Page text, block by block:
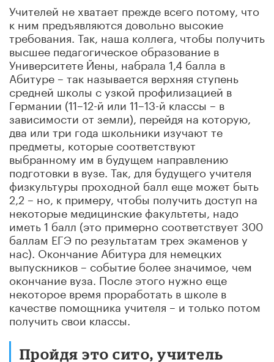
Учителей не хватает прежде всего потому, что
к ним предъявляются довольно высокие
требования. Так, наша коллега, чтобы получить
высшее педагогическое образование в
Университете Йены, набрала 1,4 балла в
Абитуре – так называется верхняя ступень
средней школы с узкой профилизацией в
Германии (11–12-й или 11–13-й классы – в
зависимости от земли), перейдя на которую,
два или три года школьники изучают те
предметы, которые соответствуют
выбранному им в будущем направлению
подготовки в вузе. Так, для будущего учителя
физкультуры проходной балл еще может быть
2,2 – но, к примеру, чтобы получить доступ на
некоторые медицинские факультеты, надо
иметь 1 балл (это примерно соответствует 300
баллам ЕГЭ по результатам трех экаменов у
нас). Окончание Абитура для немецких
выпускников – событие более значимое, чем
окончание вуза. После этого нужно еще
некоторое время проработать в школе в
качестве помощника учителя – и только потом
получить свои классы.
Пройдя это сито, учитель